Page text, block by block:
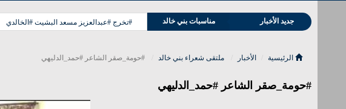
جديد الأخبار مناسبات بني خالد #تخرج #عبدالعزيز مسعد البشيت #الخالدي
الرئيسية الأخبار ملتقى شعراء بني خالد #حومة_صقر الشاعر #حمد_الدليهي
#حومة_صقر الشاعر #حمد_الدليهي